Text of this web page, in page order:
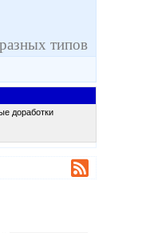
типов
доработки